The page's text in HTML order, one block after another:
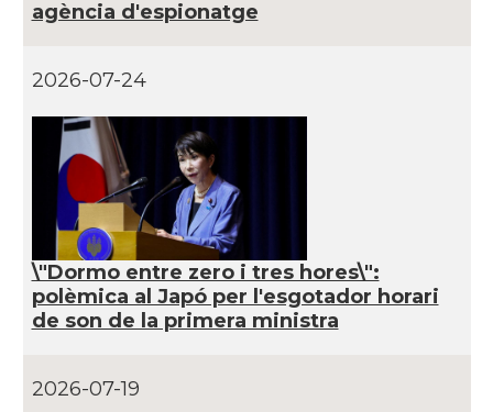
agència d'espionatge
2026-07-24
\"Dormo entre zero i tres hores\":
polèmica al Japó per l'esgotador horari
de son de la primera ministra
2026-07-19